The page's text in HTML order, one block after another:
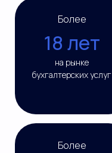
Более
18 лет
на рынке
бухгалтерских услуг
Более